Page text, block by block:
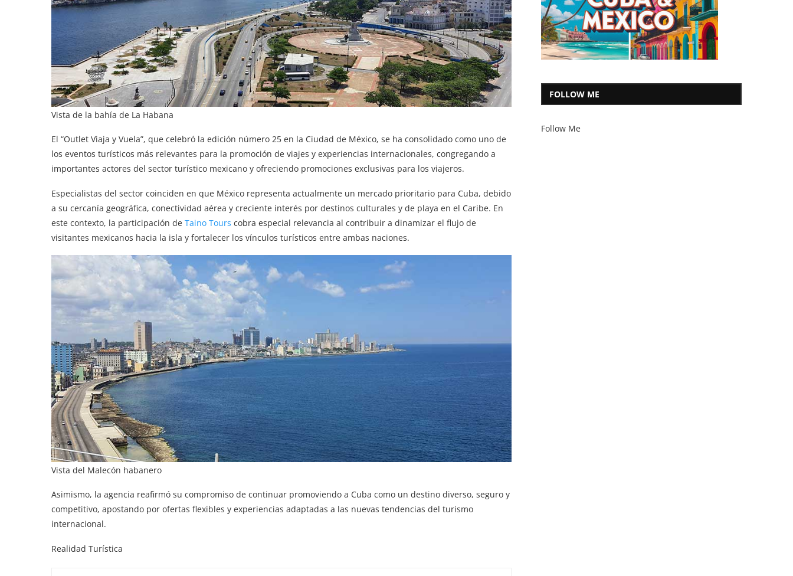
Vista de la bahía de La Habana
El “Outlet Viaja y Vuela”, que celebró la edición número 25 en la Ciudad de México, se ha consolidado como uno de
los eventos turísticos más relevantes para la promoción de viajes y experiencias internacionales, congregando a
importantes actores del sector turístico mexicano y ofreciendo promociones exclusivas para los viajeros.
Especialistas del sector coinciden en que México representa actualmente un mercado prioritario para Cuba, debido
a su cercanía geográfica, conectividad aérea y creciente interés por destinos culturales y de playa en el Caribe. En
este contexto, la participación de Taino Tours cobra especial relevancia al contribuir a dinamizar el flujo de
visitantes mexicanos hacia la isla y fortalecer los vínculos turísticos entre ambas naciones.
Vista del Malecón habanero
Asimismo, la agencia reafirmó su compromiso de continuar promoviendo a Cuba como un destino diverso, seguro y
competitivo, apostando por ofertas flexibles y experiencias adaptadas a las nuevas tendencias del turismo
internacional.
Realidad Turística
FOLLOW ME
Follow Me